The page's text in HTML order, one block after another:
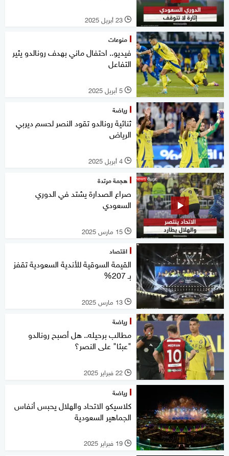
l 23 أبريل 2025
منوعات
فيديو.. احتفال ماني بهدف رونالدو يثير
التفاعل
l 5 أبريل 2025
رياضة
ثنائية رونالدو تقود النصر لحسم ديربي
الرياض
l 4 أبريل 2025
هجمة مرتدة
صراع الصدارة يشتد في الدوري
السعودي
l 15 مارس 2025
اقتصاد
القيمة السوقية للأندية السعودية تقفز
بـ 207%
l 13 مارس 2025
رياضة
مطالب برحيله.. هل أصبح رونالدو
"عبئا" على النصر؟
l 22 فبراير 2025
رياضة
كلاسيكو الاتحاد والهلال يحبس أنفاس
الجماهير السعودية
l 19 فبراير 2025